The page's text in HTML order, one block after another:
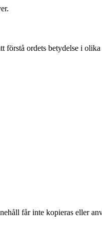
ordets betydelse i
får inte kopieras eller